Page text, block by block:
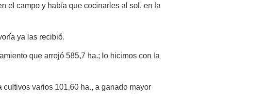
el campo y había que cocinarles al sol, en la
ya las recibió.
que arrojó 585,7 ha.; lo hicimos con la
varios 101,60 ha., a ganado mayor